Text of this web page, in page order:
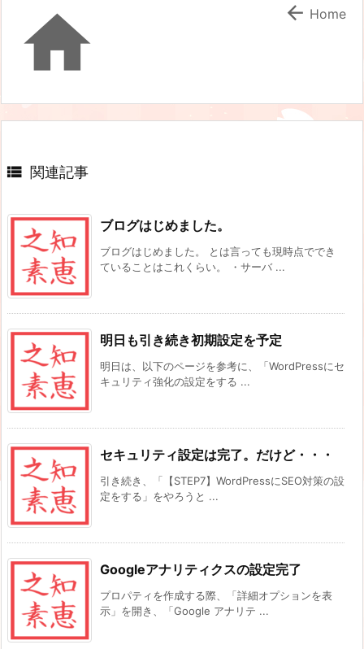
  Home
 関連記事
ブログはじめました。
ブログはじめました。 とは言っても現時点ででき
ていることはこれくらい。 ・サーバ ...
明日も引き続き初期設定を予定
明日は、以下のページを参考に、「WordPressにセ
キュリティ強化の設定をする ...
セキュリティ設定は完了。だけど・・・
引き続き、「【STEP7】WordPressにSEO対策の設
定をする」をやろうと ...
Googleアナリティクスの設定完了
プロパティを作成する際、「詳細オプションを表
示」を開き、「Google アナリテ ...